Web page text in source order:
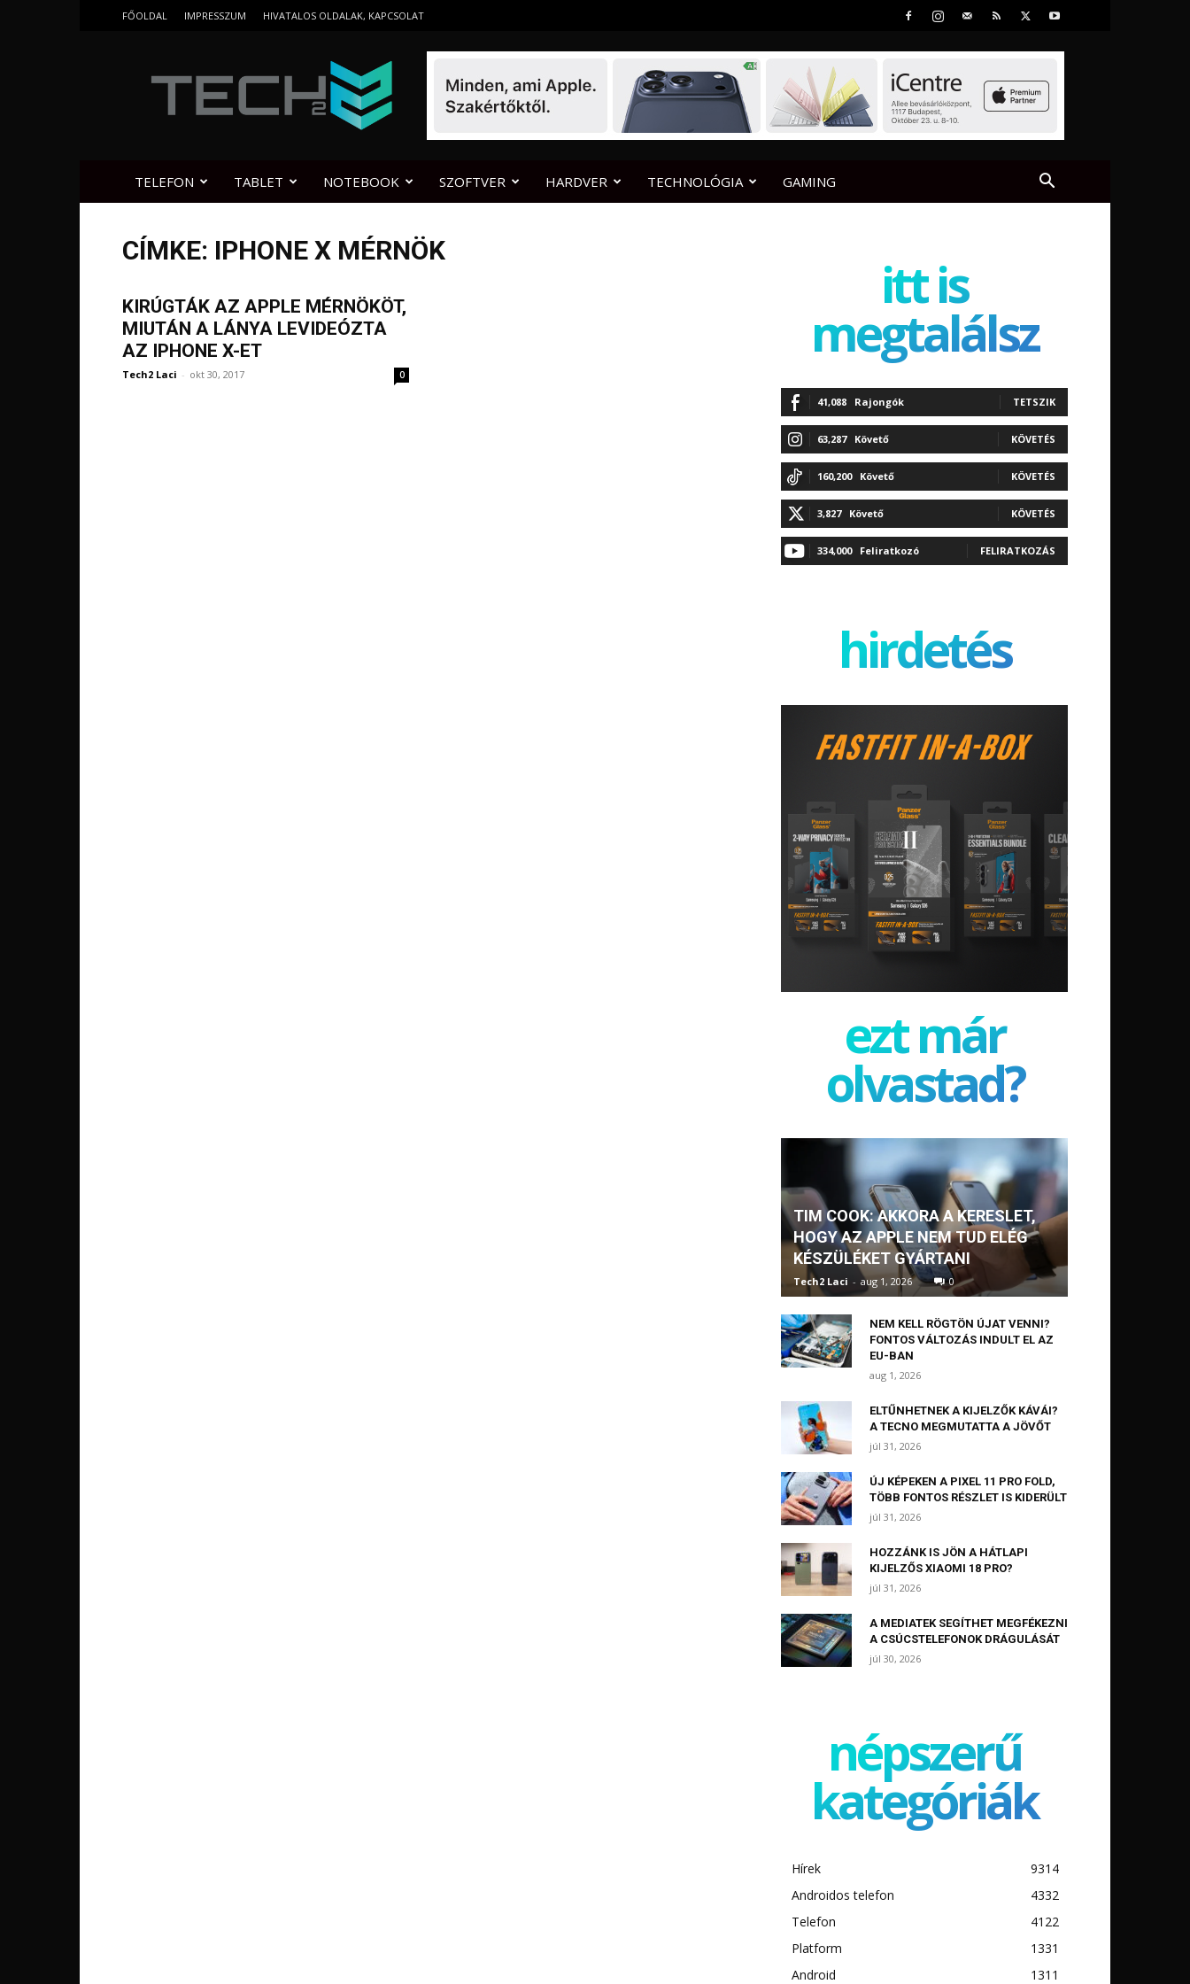
FŐOLDAL IMPRESSZUM HIVATALOS OLDALAK, KAPCSOLAT
TELEFON TABLET NOTEBOOK SZOFTVER HARDVER TECHNOLÓGIA GAMING
CÍMKE: IPHONE X MÉRNÖK
KIRÚGTÁK AZ APPLE MÉRNÖKÖT,
MIUTÁN A LÁNYA LEVIDEÓZTA
AZ IPHONE X-ET
Tech2 Laci - okt 30, 2017 0
itt is
megtalálsz
41,088 Rajongók TETSZIK
63,287 Követő KÖVETÉS
160,200 Követő KÖVETÉS
3,827 Követő KÖVETÉS
334,000 Feliratkozó FELIRATKOZÁS
hirdetés
ezt már
olvastad?
TIM COOK: AKKORA A KERESLET,
HOGY AZ APPLE NEM TUD ELÉG
KÉSZÜLÉKET GYÁRTANI
Tech2 Laci - aug 1, 2026 0
NEM KELL RÖGTÖN ÚJAT VENNI?
FONTOS VÁLTOZÁS INDULT EL AZ
EU-BAN
aug 1, 2026
ELTŰNHETNEK A KIJELZŐK KÁVÁI?
A TECNO MEGMUTATTA A JÖVŐT
júl 31, 2026
ÚJ KÉPEKEN A PIXEL 11 PRO FOLD,
TÖBB FONTOS RÉSZLET IS KIDERÜLT
júl 31, 2026
HOZZÁNK IS JÖN A HÁTLAPI
KIJELZŐS XIAOMI 18 PRO?
júl 31, 2026
A MEDIATEK SEGÍTHET MEGFÉKEZNI
A CSÚCSTELEFONOK DRÁGULÁSÁT
júl 30, 2026
népszerű
kategóriák
Hírek
9314
Androidos telefon
4332
Telefon
4122
Platform
1331
Android
1311